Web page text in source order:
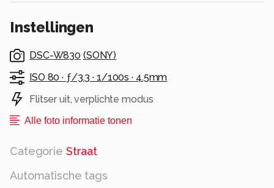
Instellingen
DSC-W830 (SONY)
ISO 80 · ƒ/3.3 · 1/100s · 4.5mm
Flitser uit, verplichte modus
Alle foto informatie tonen
Categorie Straat
Automatische tags